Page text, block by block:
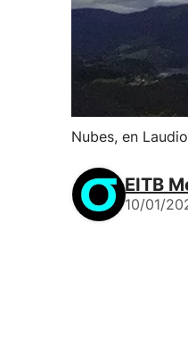
Nubes, en
EITB
10/01/